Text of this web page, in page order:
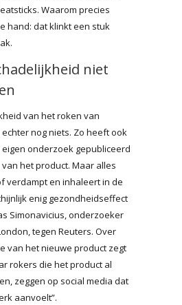
Waarom precies
hand: dat klinkt een stuk
niet
van het roken van
nog niets. Zo heeft ook
eigen onderzoek gepubliceerd
het product. Maar alles
verdampt en inhaleert in de
enig gezondheidseffect
Simonavicius, onderzoeker
tegen Reuters. Over
van het nieuwe product zegt
rokers die het product al
zeggen op social media dat
aanvoelt”.